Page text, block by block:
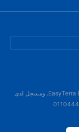
هذا الموقع الإلكتروني مملوك ومدار من قبل شركة EasyTerra B.V. ومسجل لدى